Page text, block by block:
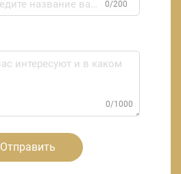
0/200
0/1000
Отправить